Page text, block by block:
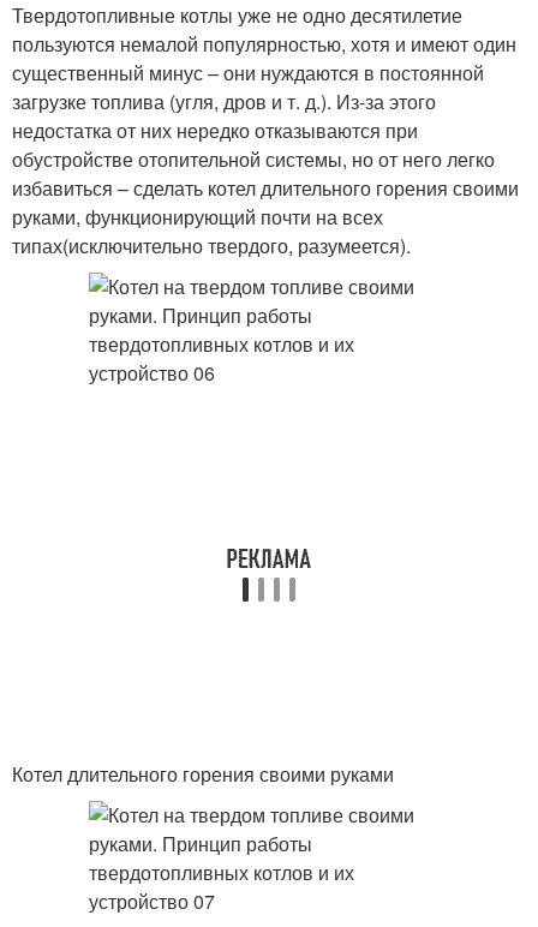
Твердотопливные котлы уже не одно десятилетие
пользуются немалой популярностью, хотя и имеют один
существенный минус – они нуждаются в постоянной
загрузке топлива (угля, дров и т. д.). Из-за этого
недостатка от них нередко отказываются при
обустройстве отопительной системы, но от него легко
избавиться – сделать котел длительного горения своими
руками, функционирующий почти на всех
типах(исключительно твердого, разумеется).
Котел длительного горения своими руками